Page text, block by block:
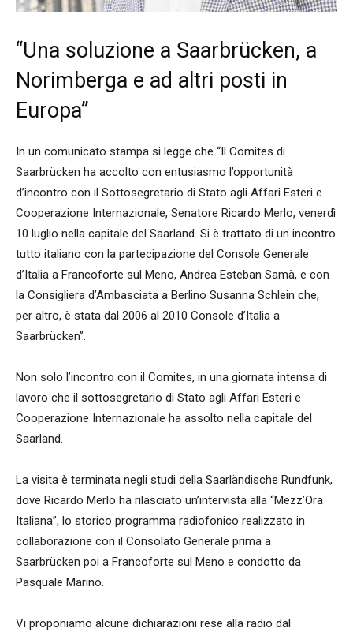
“Una soluzione a Saarbrücken, a
Norimberga e ad altri posti in
Europa”
In un comunicato stampa si legge che “Il Comites di
Saarbrücken ha accolto con entusiasmo l’opportunità
d’incontro con il Sottosegretario di Stato agli Affari Esteri e
Cooperazione Internazionale, Senatore Ricardo Merlo, venerdì
10 luglio nella capitale del Saarland. Si è trattato di un incontro
tutto italiano con la partecipazione del Console Generale
d’Italia a Francoforte sul Meno, Andrea Esteban Samà, e con
la Consigliera d’Ambasciata a Berlino Susanna Schlein che,
per altro, è stata dal 2006 al 2010 Console d’Italia a
Saarbrücken”.
Non solo l’incontro con il Comites, in una giornata intensa di
lavoro che il sottosegretario di Stato agli Affari Esteri e
Cooperazione Internazionale ha assolto nella capitale del
Saarland.
La visita è terminata negli studi della Saarländische Rundfunk,
dove Ricardo Merlo ha rilasciato un’intervista alla “Mezz’Ora
Italiana”, lo storico programma radiofonico realizzato in
collaborazione con il Consolato Generale prima a
Saarbrücken poi a Francoforte sul Meno e condotto da
Pasquale Marino.
Vi proponiamo alcune dichiarazioni rese alla radio dal